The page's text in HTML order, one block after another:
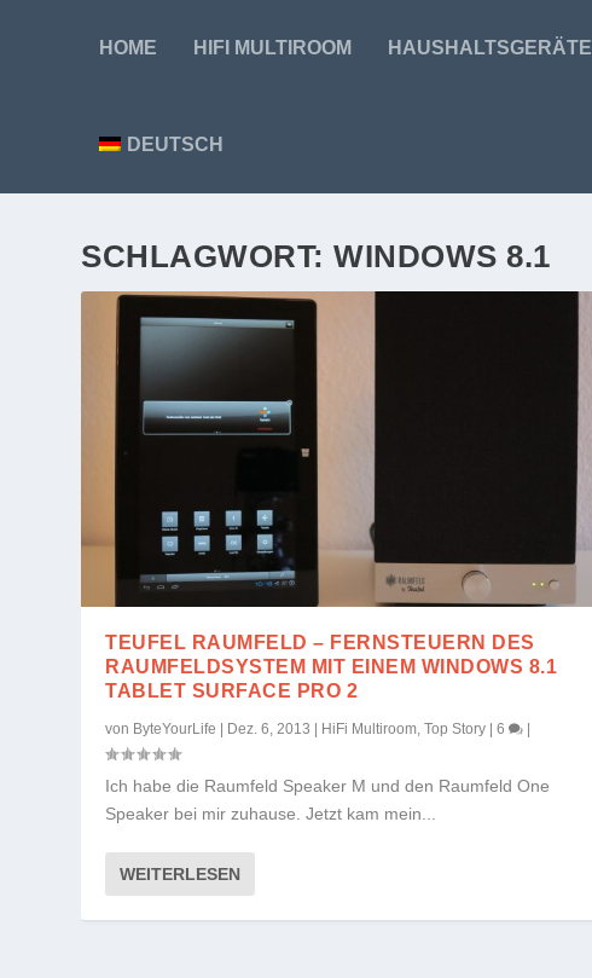
HOME HIFI MULTIROOM HAUSHALTSGERÄTE
DEUTSCH
SCHLAGWORT:WINDOWS 8.1
TEUFEL RAUMFELD – FERNSTEUERN DES
RAUMFELDSYSTEM MIT EINEM WINDOWS 8.1
TABLET SURFACE PRO 2
von ByteYourLife Dez. 6, 2013 HiFi Multiroom,Top Story |6
Ich habe die Raumfeld Speaker M und den Raumfeld One
Speaker bei mir zuhause. Jetzt kam mein...
WEITERLESEN